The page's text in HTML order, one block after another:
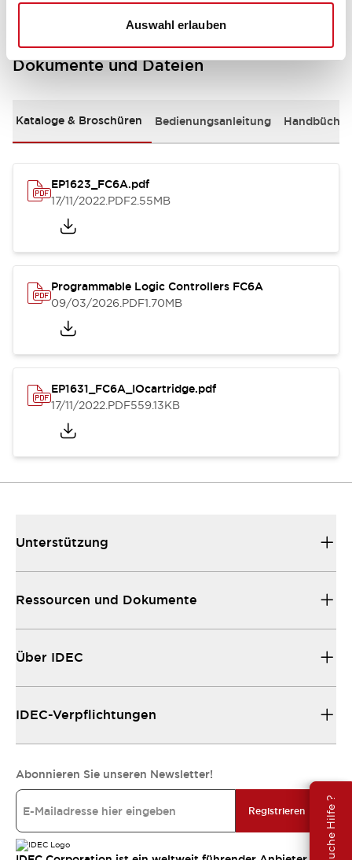
Auswahl erlauben
Brauche Hilfe ?
Dokumente und Dateien
Kataloge & Broschüren Bedienungsanleitung Handbücher
EP1623_FC6A.pdf
17/11/2022.PDF2.55MB
Programmable Logic Controllers FC6A
09/03/2026.PDF1.70MB
EP1631_FC6A_IOcartridge.pdf
17/11/2022.PDF559.13KB
Unterstützung
Ressourcen und Dokumente
Über IDEC
IDEC-Verpflichtungen
Abonnieren Sie unseren Newsletter!
Registrieren